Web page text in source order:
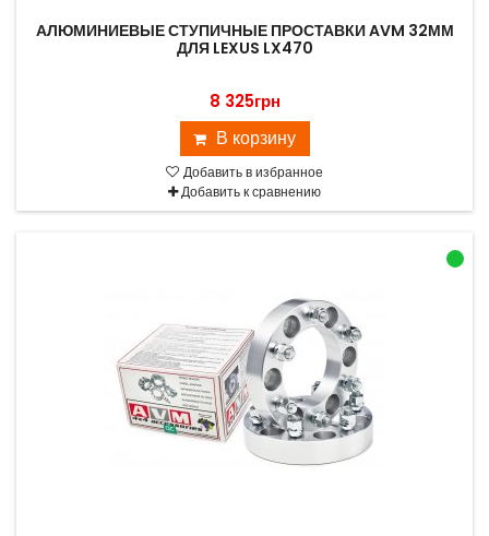
АЛЮМИНИЕВЫЕ СТУПИЧНЫЕ ПРОСТАВКИ AVM 32ММ
ДЛЯ LEXUS LX470
8 325грн
В корзину
Добавить в избранное
Добавить к сравнению